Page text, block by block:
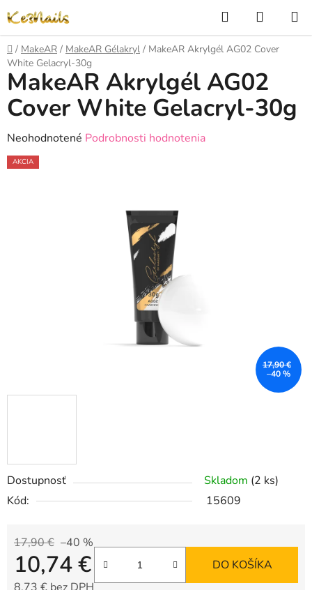
na
obsah
Hľadať
KOŠÍK
Domov
/ MakeAR / MakeAR Gélakryl / MakeAR Akrylgél AG02 Cover
White Gelacryl-30g
Dostupnosť Skladom (2 ks)
Kód:
15609
17,90 € –40 %
10,74 € DO KOŠÍKA
MakeAR Akrylgél AG02
Cover White Gelacryl-30g
Priemerné
hodnotenie
Neohodnotené Podrobnosti hodnotenia
AKCIA
17,90 €
–40 %